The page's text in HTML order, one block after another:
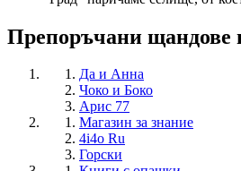
Препоръчани
Да и Анна
Чоко и Боко
Арис 77
Магазин за знание
4i4o Ru
Горски